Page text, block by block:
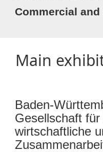
Commercial
Main
Baden-
Gesellschaft
wirtschaftliche